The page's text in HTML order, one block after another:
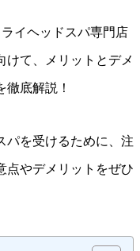
イヘッドスパ専門店
けて、メリットとデメ
底解説！
パを受けるために、注
点やデメリットをぜひ